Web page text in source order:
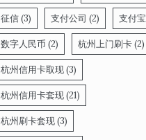
征信(3) 支付公司 (2) 支付宝
数字人民币 (2) 杭州上门刷卡(2)
杭州信用卡取现(3)
杭州信用卡套现(21)
杭州刷卡套现(3)